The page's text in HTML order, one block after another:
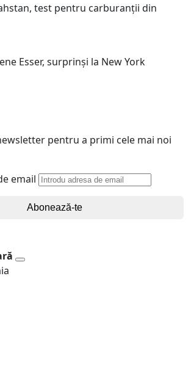
test pentru carburanții din
Esser, surprinși la New York
pentru a primi cele mai noi
email
Abonează-te